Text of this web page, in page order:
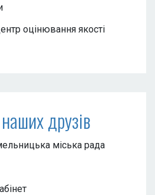
оцінювання якості
друзів
міська рада